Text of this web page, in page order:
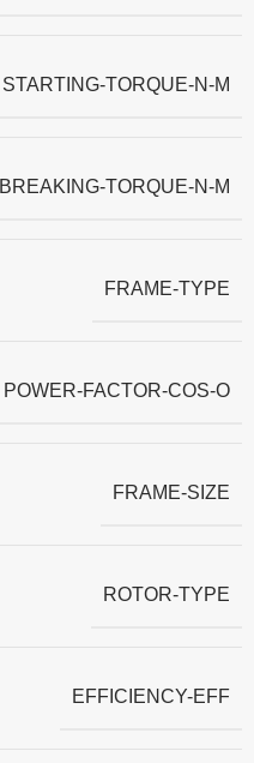
STARTING-TORQUE-N-M
BREAKING-TORQUE-N-M
FRAME-TYPE
POWER-FACTOR-COS-O
FRAME-SIZE
ROTOR-TYPE
EFFICIENCY-EFF